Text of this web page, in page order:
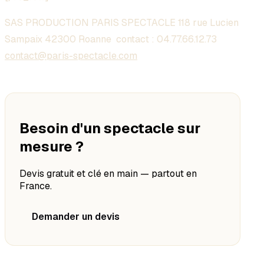
SAS PRODUCTION PARIS SPECTACLE 118 rue Lucien
Sampaix 42300 Roanne contact : 04.77.66.12.73
contact@paris-spectacle.com
Besoin d'un spectacle sur
mesure ?
Devis gratuit et clé en main — partout en
France.
Demander un devis